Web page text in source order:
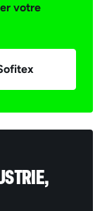
votre